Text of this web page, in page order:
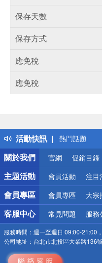
保存天數
保存方式
應免稅
應免稅
活動快訊
得獎公告
熱門話題
銀行優惠
偏遠地區配送
詐騙網頁！
關於我們
官網 促銷目錄
主題活動 會員活動 注目
會員專區 會員專區 大宗
客服中心 常見問題 服務
服務時間： 週一至週日 09:00-21:00
公司地址： 台北市北投區大業路136